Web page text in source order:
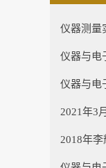
仪器测量
仪器与电
仪器与电
2021年3
2018年
星芯之火-筑梦乡村人